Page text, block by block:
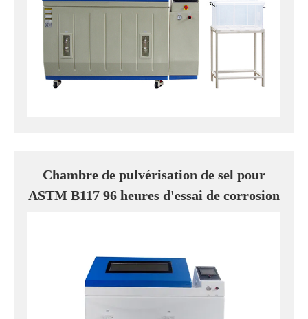
Chambre de pulvérisation de sel pour
ASTM B117 96 heures d'essai de corrosion